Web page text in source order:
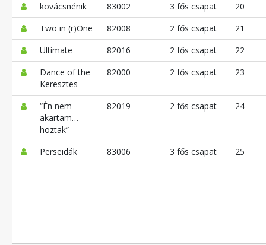
kovácsnénik
83002 3 fős csapat
20
Two in (r)One
82008 2 fős csapat
21
Ultimate
82016 2 fős csapat
22
Dance of the
Keresztes
82000 2 fős csapat 23
“Én nem
akartam…
hoztak”
82019 2 fős csapat 24
Perseidák 83006 3 fős csapat 25